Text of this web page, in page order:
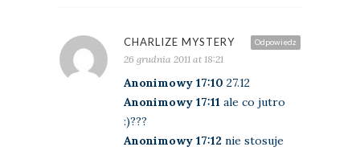
Odpowiedz
CHARLIZE MYSTERY
26 grudnia 2011 at 18:21
Anonimowy 17:10 27.12
Anonimowy 17:11 ale co jutro
:)???
Anonimowy 17:12 nie stosuje